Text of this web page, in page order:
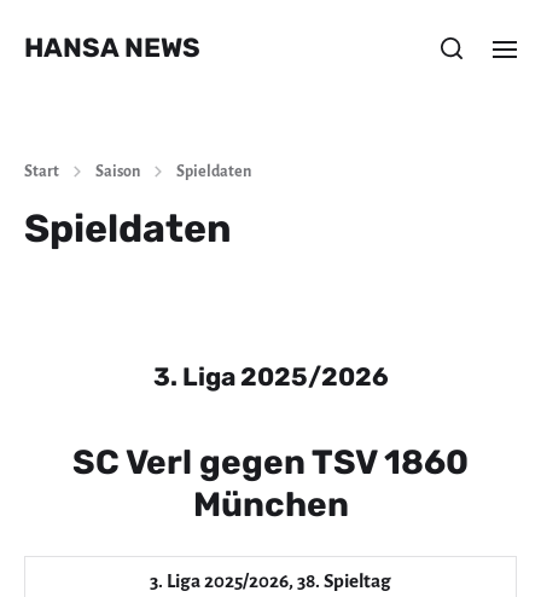
HANSA NEWS
Start Saison Spieldaten
Spieldaten
3. Liga 2025/2026
SC Verl gegen TSV 1860
München
3. Liga 2025/2026, 38. Spieltag